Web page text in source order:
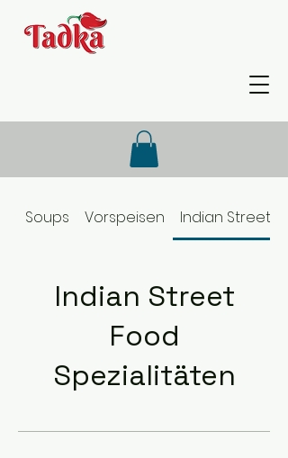
Soups Vorspeisen Indian Street
Indian Street
Food
Spezialitäten